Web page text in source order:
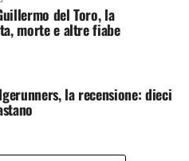
del Toro, la
morte e altre fiabe
la recensione: dieci